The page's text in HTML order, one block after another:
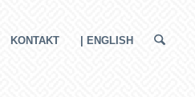
KONTAKT | ENGLISH